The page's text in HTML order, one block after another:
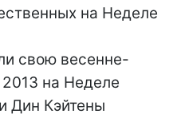
на Неделе
свою весенне-
на Неделе
Дин Кэйтены